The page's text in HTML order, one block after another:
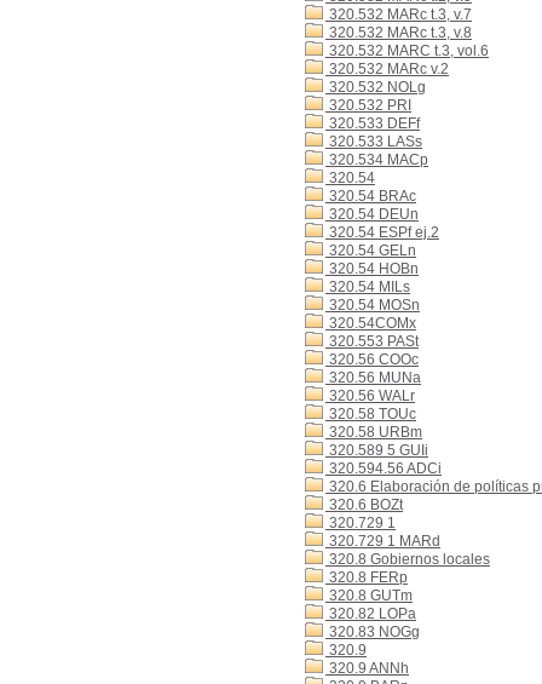
320.532 MARc t.3, v.7
320.532 MARc t.3, v.8
320.532 MARC t.3, vol.6
320.532 MARc v.2
320.532 NOLg
320.532 PRI
320.533 DEFf
320.533 LASs
320.534 MACp
320.54
320.54 BRAc
320.54 DEUn
320.54 ESPf ej.2
320.54 GELn
320.54 HOBn
320.54 MILs
320.54 MOSn
320.54COMx
320.553 PASt
320.56 COOc
320.56 MUNa
320.56 WALr
320.58 TOUc
320.58 URBm
320.589 5 GUIi
320.594.56 ADCi
320.6 Elaboración de políticas
320.6 BOZt
320.729 1
320.729 1 MARd
320.8 Gobiernos locales
320.8 FERp
320.8 GUTm
320.82 LOPa
320.83 NOGg
320.9
320.9 ANNh